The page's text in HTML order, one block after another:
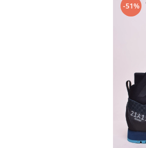
-51%